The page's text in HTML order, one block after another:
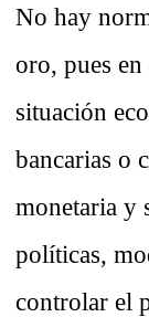
No hay
oro, pues
situación
bancarias o
monetaria y
políticas,
controlar el